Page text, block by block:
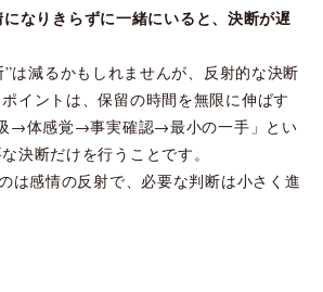
なりきらずに一緒にいると、決断が遅
”は減るかもしれませんが、反射的な決断
イントは、保留の時間を無限に伸ばす
→体感覚→事実確認→最小の一手」とい
決断だけを行うことです。
は感情の反射で、必要な判断は小さく進